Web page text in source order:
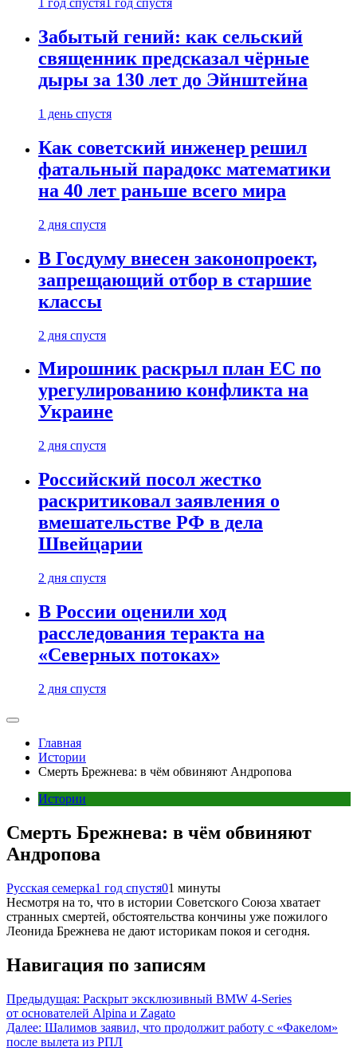
1 год спустя 1 год спустя
Забытый гений: как сельский
священник предсказал чёрные
дыры за 130 лет до Эйнштейна
1 день спустя
Как советский инженер решил
фатальный парадокс математики
на 40 лет раньше всего мира
2 дня спустя
В Госдуму внесен законопроект,
запрещающий отбор в старшие
классы
2 дня спустя
Мирошник раскрыл план ЕС по
урегулированию конфликта на
Украине
2 дня спустя
Российский посол жестко
раскритиковал заявления о
вмешательстве РФ в дела
Швейцарии
2 дня спустя
В России оценили ход
расследования теракта на
«Северных потоках»
2 дня спустя
Главная
Истории
Смерть Брежнева: в чём обвиняют Андропова
Истории
Смерть Брежнева: в чём обвиняют
Андропова
Русская семерка1 год спустя01 минуты
Несмотря на то, что в истории Советского Союза хватает
странных смертей, обстоятельства кончины уже пожилого
Леонида Брежнева не дают историкам покоя и сегодня.
Навигация по записям
Предыдущая: Раскрыт эксклюзивный BMW 4-Series
от основателей Alpina и Zagato
Далее: Шалимов заявил, что продолжит работу с «Факелом»
после вылета из РПЛ